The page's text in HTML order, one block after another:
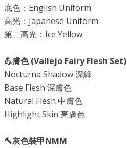
底色：English Uniform
高光：Japanese Uniform
第二高光：Ice Yellow
💪膚色 (Vallejo Fairy Flesh Set)
Nocturna Shadow 深綠
Base Flesh 深膚色
Natural Flesh 中膚色
Highlight Skin 亮膚色
🔨灰色裝甲NMM